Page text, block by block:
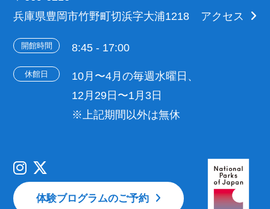
兵庫県豊岡市竹野町切浜字大浦1218
アクセス
開館時間 8:45 - 17:00
休館日
10月〜4月の毎週水曜日、
12月29日〜1月3日
※上記期間以外は無休
体験ブログラムのご予約